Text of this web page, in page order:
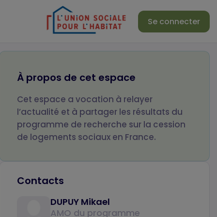
Se connecter
À propos de cet espace
Cet espace a vocation à relayer
l’actualité et à partager les résultats du
programme de recherche sur la cession
de logements sociaux en France.
Contacts
DUPUY Mikael
AMO du programme
Votre email Objet de votre